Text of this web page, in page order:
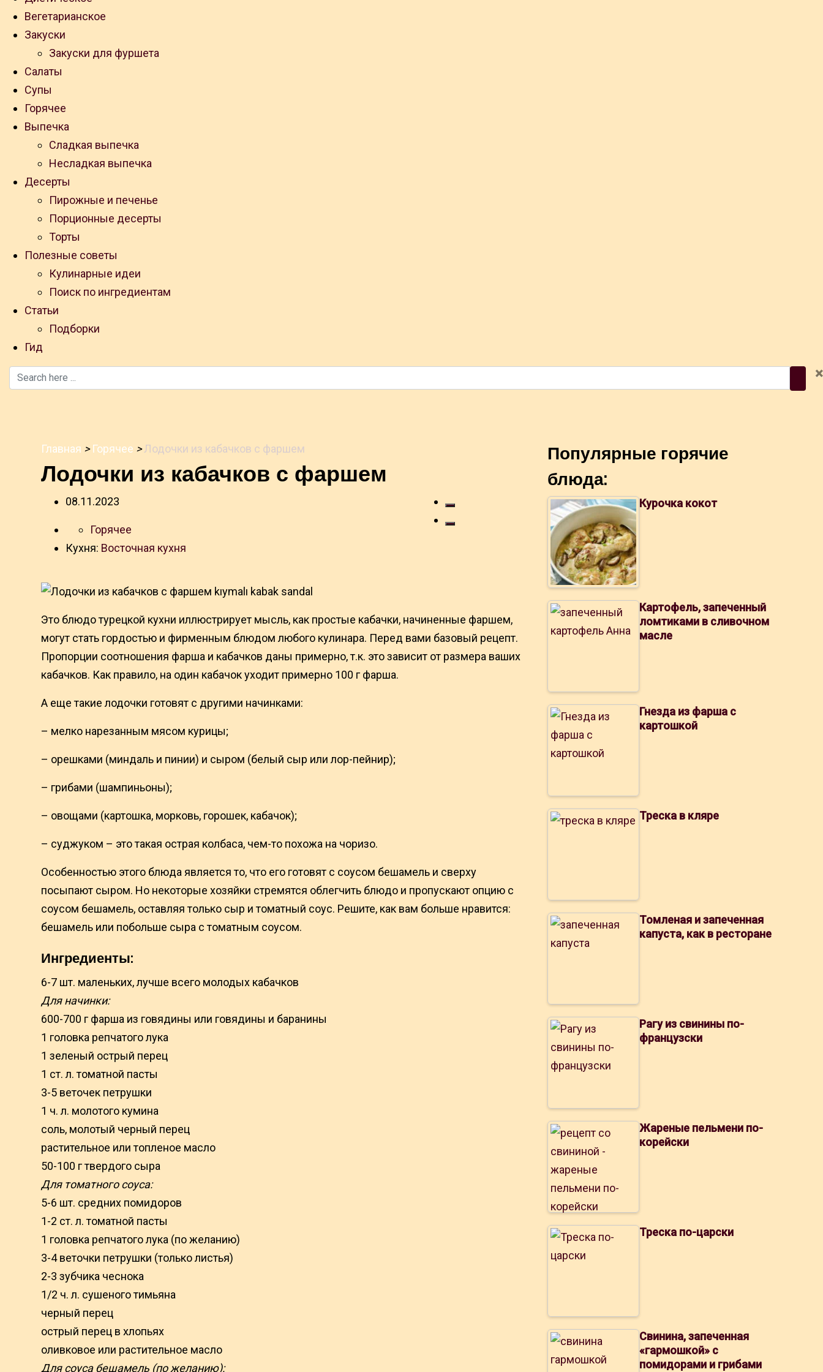
Вегетарианское
Закуски
Закуски для фуршета
Салаты
Супы
Горячее
Выпечка
Сладкая выпечка
Несладкая выпечка
Десерты
Пирожные и печенье
Порционные десерты
Торты
Полезные советы
Кулинарные идеи
Поиск по ингредиентам
Статьи
Подборки
Гид
×
Главная >Горячее >Лодочки из кабачков с фаршем
Лодочки из кабачков с фаршем
08.11.2023
Горячее
Кухня: Восточная кухня
Это блюдо турецкой кухни иллюстрирует мысль, как простые кабачки, начиненные фаршем,
могут стать гордостью и фирменным блюдом любого кулинара. Перед вами базовый рецепт.
Пропорции соотношения фарша и кабачков даны примерно, т.к. это зависит от размера ваших
кабачков. Как правило, на один кабачок уходит примерно 100 г фарша.
А еще такие лодочки готовят с другими начинками:
– мелко нарезанным мясом курицы;
– орешками (миндаль и пинии) и сыром (белый сыр или лор-пейнир);
– грибами (шампиньоны);
– овощами (картошка, морковь, горошек, кабачок);
– суджуком – это такая острая колбаса, чем-то похожа на чоризо.
Особенностью этого блюда является то, что его готовят с соусом бешамель и сверху
посыпают сыром. Но некоторые хозяйки стремятся облегчить блюдо и пропускают опцию с
соусом бешамель, оставляя только сыр и томатный соус. Решите, как вам больше нравится:
бешамель или побольше сыра с томатным соусом.
Ингредиенты:
6-7 шт. маленьких, лучше всего молодых кабачков
Для начинки:
600-700 г фарша из говядины или говядины и баранины
1 головка репчатого лука
1 зеленый острый перец
1 ст. л. томатной пасты
3-5 веточек петрушки
1 ч. л. молотого кумина
соль, молотый черный перец
растительное или топленое масло
50-100 г твердого сыра
Для томатного соуса:
5-6 шт. средних помидоров
1-2 ст. л. томатной пасты
1 головка репчатого лука (по желанию)
3-4 веточки петрушки (только листья)
2-3 зубчика чеснока
1/2 ч. л. сушеного тимьяна
черный перец
острый перец в хлопьях
оливковое или растительное масло
Для соуса бешамель (по желанию):
Популярные горячие
блюда:
Курочка кокот
Картофель, запеченный
ломтиками в сливочном
масле
Гнезда из фарша с
картошкой
Треска в кляре
Томленая и запеченная
капуста, как в ресторане
Рагу из свинины по-
французски
Жареные пельмени по-
корейски
Треска по-царски
Свинина, запеченная
«гармошкой» с
помидорами и грибами